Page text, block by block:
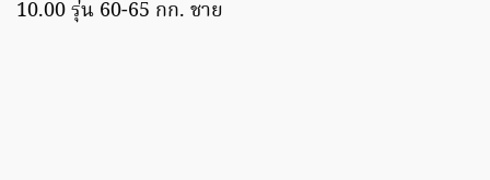
10.00 รุ่น 60-65 กก. ชาย